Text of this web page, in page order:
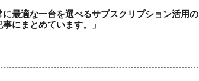
最適な一台を選べるサブスクリプション活用の
にまとめています。」